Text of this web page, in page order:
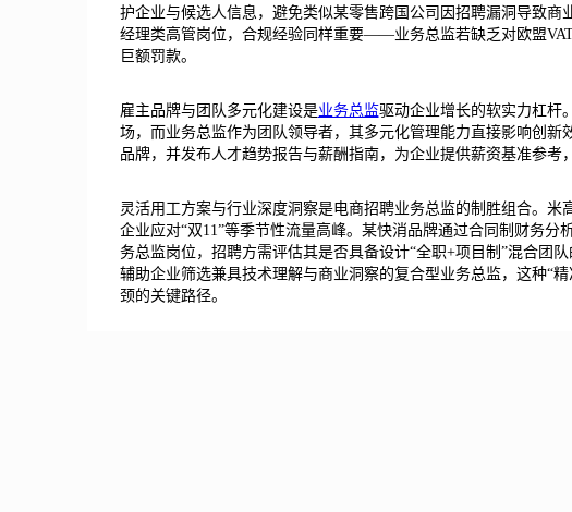
护企业与候选人信息，避免类似某零售跨国公司因招聘漏洞导致
经理类高管岗位，合规经验同样重要——业务总监若缺乏对欧盟
巨额罚款。
雇主品牌与团队多元化建设是业务总监驱动企业增长的软实力杠杆
场，而业务总监作为团队领导者，其多元化管理能力直接影响创
品牌，并发布人才趋势报告与薪酬指南，为企业提供薪资基准参考
灵活用工方案与行业深度洞察是电商招聘业务总监的制胜组合。
企业应对“双11”等季节性流量高峰。某快消品牌通过合同制财务分
务总监岗位，招聘方需评估其是否具备设计“全职+项目制”混合团
辅助企业筛选兼具技术理解与商业洞察的复合型业务总监，这种“
颈的关键路径。